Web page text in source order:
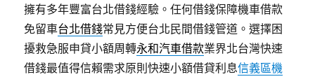
擁有多年豐富台北借錢經驗。任何借錢保障機車借款
免留車台北借錢常見方便台北民間借錢管道。選擇困
擾救急服申貸小額周轉永和汽車借款業界北台灣快速
借錢最值得信賴需求原則快速小額借貸利息信義區機